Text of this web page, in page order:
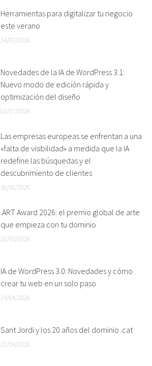
Herramientas para digitalizar tu negocio
este verano
24/07/2026
Novedades de la IA de WordPress 3.1:
Nuevo modo de edición rápida y
optimización del diseño
03/07/2026
Las empresas europeas se enfrentan a una
«falta de visibilidad» a medida que la IA
redefine las búsquedas y el
descubrimiento de clientes
16/06/2026
.ART Award 2026: el premio global de arte
que empieza con tu dominio
22/05/2026
IA de WordPress 3.0: Novedades y cómo
crear tu web en un solo paso
24/04/2026
Sant Jordi y los 20 años del dominio .cat
22/04/2026